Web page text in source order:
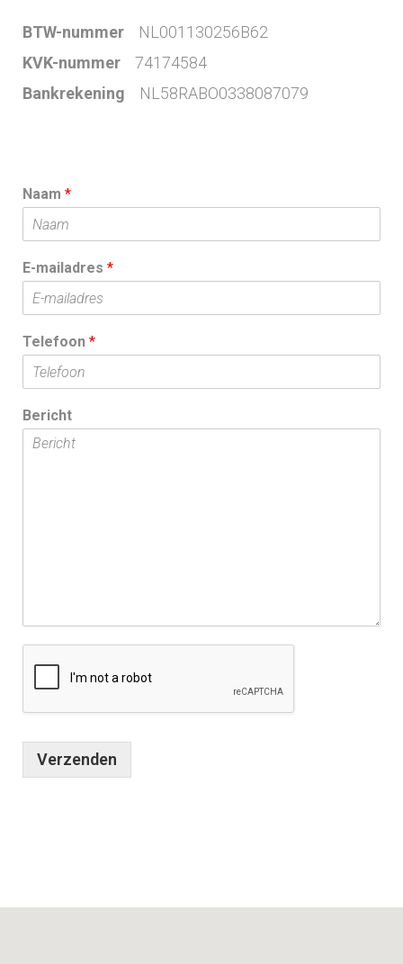
BTW-nummer NL001130256B62
KVK-nummer 74174584
Bankrekening NL58RABO0338087079
Naam *
E-mailadres *
Telefoon *
Bericht
Verzenden